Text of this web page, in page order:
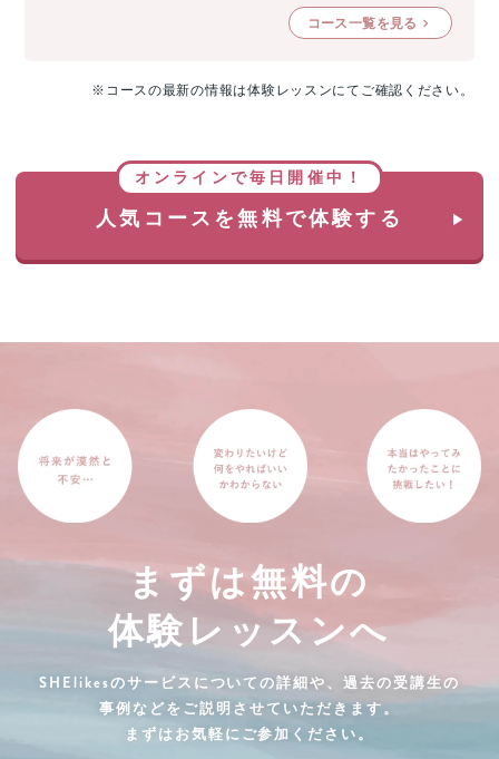
コース一覧を見る
※コースの最新の情報は体験レッスンにてご確認ください。
オンラインで毎日開催中！
人気コースを無料で体験する
まずは無料の
体験レッスンへ
SHElikesのサービスについての詳細や、過去の受講生の
事例などをご説明させていただきます。
まずはお気軽にご参加ください。